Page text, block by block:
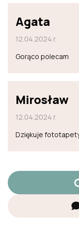
Agata
12.04.2024 r.
Gorąco polecam
Mirosław
12.04.2024 r.
Dziękuje